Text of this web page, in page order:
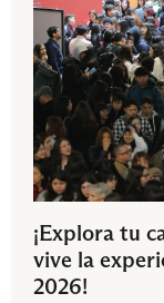
¡Explora tu
vive la
2026!